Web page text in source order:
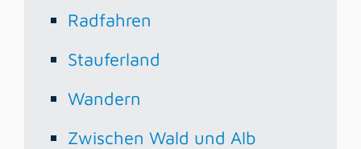
Radfahren
Stauferland
Wandern
Zwischen Wald und Alb